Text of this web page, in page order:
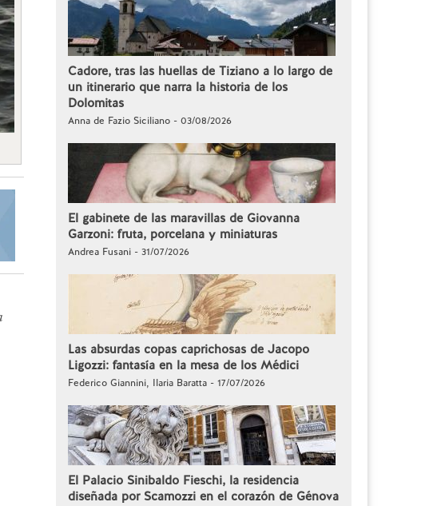
Cadore, tras las huellas de Tiziano a lo largo de
un itinerario que narra la historia de los
Dolomitas
Anna de Fazio Siciliano - 03/08/2026
El gabinete de las maravillas de Giovanna
Garzoni: fruta, porcelana y miniaturas
Andrea Fusani - 31/07/2026
Las absurdas copas caprichosas de Jacopo
Ligozzi: fantasía en la mesa de los Médici
Federico Giannini, Ilaria Baratta - 17/07/2026
El Palacio Sinibaldo Fieschi, la residencia
diseñada por Scamozzi en el corazón de Génova